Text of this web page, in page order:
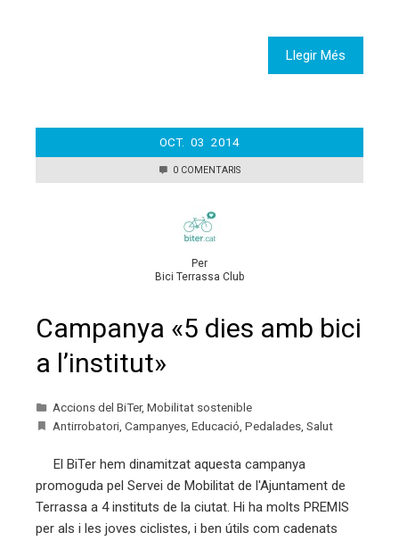
Llegir Més
OCT. 03 2014
0 COMENTARIS
Per
Bici Terrassa Club
Campanya «5 dies amb bici
a l’institut»
Accions del BiTer, Mobilitat sostenible
Antirrobatori Campanyes Educació Pedalades Salut
El BiTer hem dinamitzat aquesta campanya
promoguda pel Servei de Mobilitat de l'Ajuntament de
Terrassa a 4 instituts de la ciutat. Hi ha molts PREMIS
per als i les joves ciclistes, i ben útils com cadenats